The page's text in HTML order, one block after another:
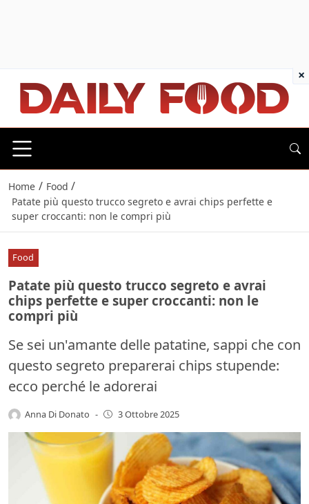
Home / Food /
Patate più questo trucco segreto e avrai chips perfette e
super croccanti: non le compri più
Food
Patate più questo trucco segreto e avrai
chips perfette e super croccanti: non le
compri più
Se sei un'amante delle patatine, sappi che con
questo segreto preparerai chips stupende:
ecco perché le adorerai
Anna Di Donato - 3 Ottobre 2025
×